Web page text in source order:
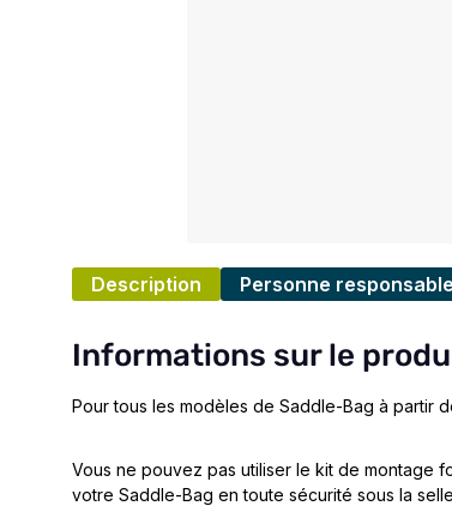
Description Personne
Informations sur le
Pour tous les modèles de Saddle-Bag à partir
Vous ne pouvez pas utiliser le kit de montage
votre Saddle-Bag en toute sécurité sous la